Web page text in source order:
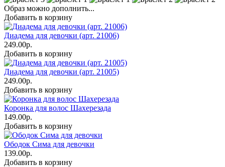
Образ можно дополнить...
Добавить в корзину
Диадема для девочки (арт. 21006)
249.00р.
Добавить в корзину
Диадема для девочки (арт. 21005)
249.00р.
Добавить в корзину
Коронка для волос Шахерезада
149.00р.
Добавить в корзину
Ободок Сима для девочки
139.00р.
Добавить в корзину